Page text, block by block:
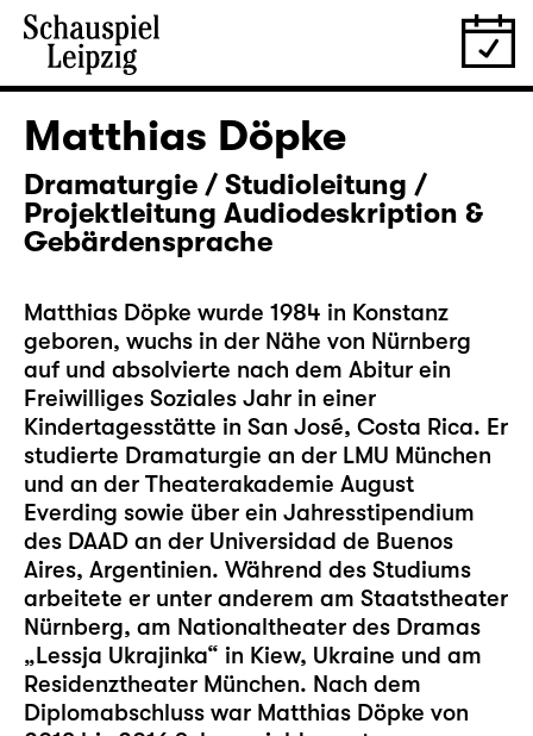
Matthias Döpke
Dramaturgie / Studioleitung /
Projektleitung Audiodeskription &
Gebärdensprache
Matthias Döpke wurde 1984 in Konstanz
geboren, wuchs in der Nähe von Nürnberg
auf und absolvierte nach dem Abitur ein
Freiwilliges Soziales Jahr in einer
Kindertagesstätte in San José, Costa Rica. Er
studierte Dramaturgie an der LMU München
und an der Theaterakademie August
Everding sowie über ein Jahresstipendium
des DAAD an der Universidad de Buenos
Aires, Argentinien. Während des Studiums
arbeitete er unter anderem am Staatstheater
Nürnberg, am Nationaltheater des Dramas
„Lessja Ukrajinka“ in Kiew, Ukraine und am
Residenztheater München. Nach dem
Diplomabschluss war Matthias Döpke von